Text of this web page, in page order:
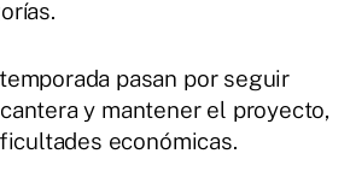
pasan por seguir
y mantener el proyecto,
económicas.